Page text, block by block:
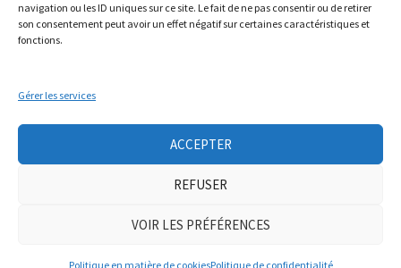
navigation ou les ID uniques sur ce site. Le fait de ne pas consentir ou de retirer
son consentement peut avoir un effet négatif sur certaines caractéristiques et
fonctions.
Gérer les services
ACCEPTER
REFUSER
VOIR LES PRÉFÉRENCES
Politique en matière de cookiesPolitique de confidentialité
42440 Noirétable
contact[a]lesmontsquipetillent.org
Collectif LA TERRE
Groupe Nourrir
Ateliers auto-réparation de vélos
Mobicar42
Nous contacter
Mentions légales|politique de confidentialité